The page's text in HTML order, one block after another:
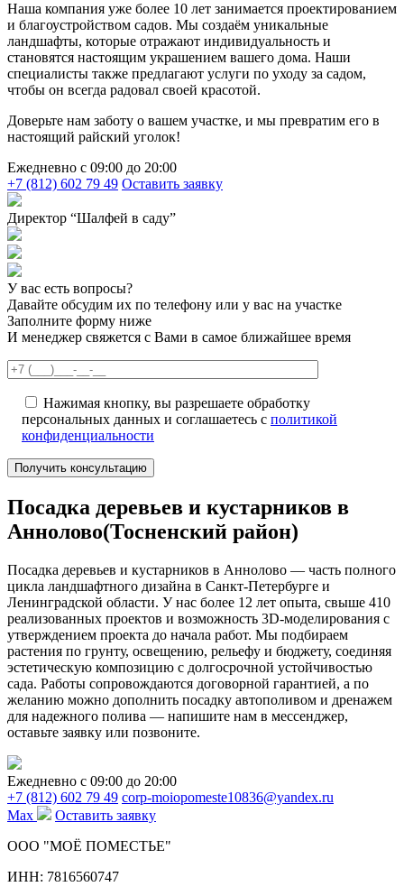
Наша компания уже более 10 лет занимается проектированием
и благоустройством садов. Мы создаём уникальные
ландшафты, которые отражают индивидуальность и
становятся настоящим украшением вашего дома. Наши
специалисты также предлагают услуги по уходу за садом,
чтобы он всегда радовал своей красотой.
Доверьте нам заботу о вашем участке, и мы превратим его в
настоящий райский уголок!
Ежедневно c 09:00 до 20:00
+7 (812) 602 79 49 Оставить заявку
Директор “Шалфей в саду”
У вас есть вопросы?
Давайте обсудим их по телефону или у вас на участке
Заполните форму ниже
И менеджер свяжется с Вами в самое ближайшее время
Нажимая кнопку, вы разрешаете обработку
персональных данных и соглашаетесь с политикой
конфиденциальности
Посадка деревьев и кустарников в
Аннолово(Тосненский район)
Посадка деревьев и кустарников в Аннолово — часть полного
цикла ландшафтного дизайна в Санкт-Петербурге и
Ленинградской области. У нас более 12 лет опыта, свыше 410
реализованных проектов и возможность 3D-моделирования с
утверждением проекта до начала работ. Мы подбираем
растения по грунту, освещению, рельефу и бюджету, соединяя
эстетическую композицию с долгосрочной устойчивостью
сада. Работы сопровождаются договорной гарантией, а по
желанию можно дополнить посадку автополивом и дренажем
для надежного полива — напишите нам в мессенджер,
оставьте заявку или позвоните.
Ежедневно c 09:00 до 20:00
+7 (812) 602 79 49 corp-moiopomeste10836@yandex.ru
Max
Оставить заявку
ООО "МОЁ ПОМЕСТЬЕ"
ИНН: 7816560747